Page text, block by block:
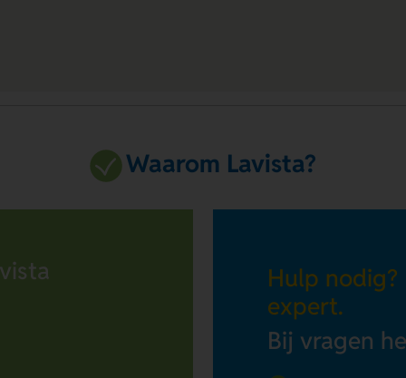
Waarom Lavista?
Hulp
expert.
Bij vragen